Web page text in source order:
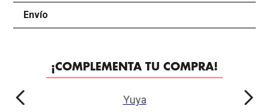
Envío
¡COMPLEMENTA TU COMPRA!
Yuya